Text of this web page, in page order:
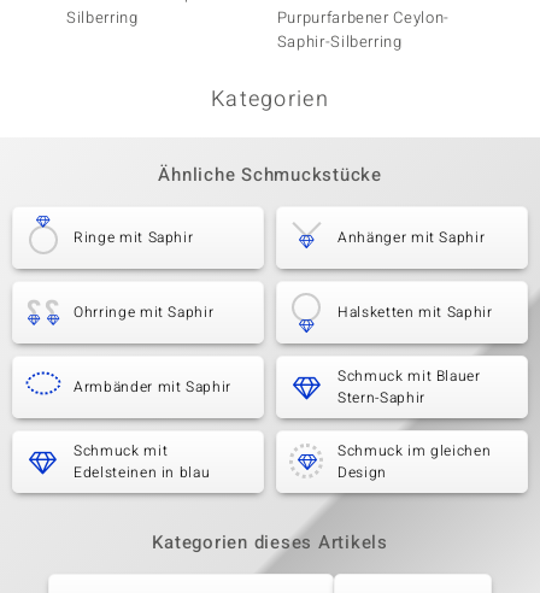
Silberring
Purpurfarbener Ceylon-
Saphir-Silberring
Kategorien
Ähnliche Schmuckstücke
Ringe mit Saphir Anhänger mit Saphir
Ohrringe mit Saphir Halsketten mit Saphir
Armbänder mit Saphir
Schmuck mit Blauer
Stern-Saphir
Schmuck mit
Edelsteinen in blau
Schmuck im gleichen
Design
Kategorien dieses Artikels